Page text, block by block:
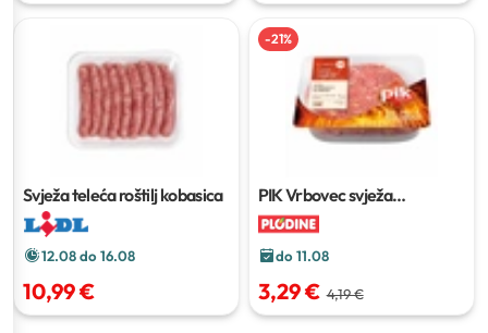
Svježa teleća roštilj kobasica
12.08 do 16.08
10,99 €
-21%
PIK Vrbovec svježa
pljeskavica sa sirom
do 11.08
3,29 € 4,19 €